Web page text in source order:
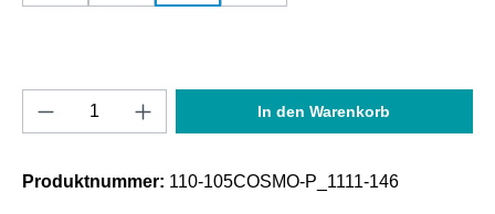
Produkt Anzahl: Gib den gewünschten
In den Warenkorb
Produktnummer: 110-105COSMO-P_1111-146